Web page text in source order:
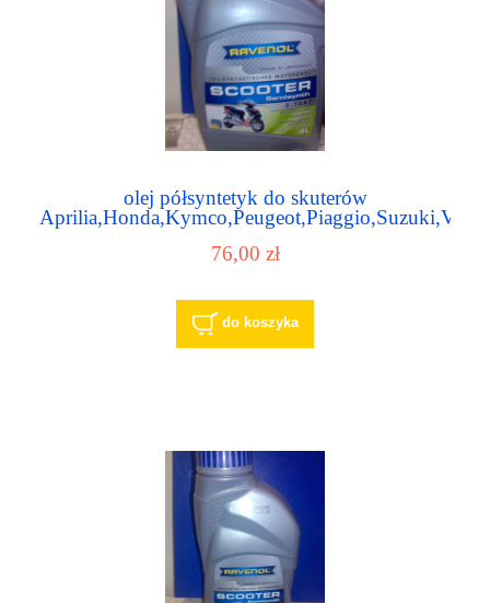
olej półsyntetyk do skuterów
76,00 zł
do koszyka